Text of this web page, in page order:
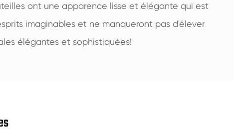
ont une apparence lisse et élégante qui est
imaginables et ne manqueront pas d'élever
élégantes et sophistiquées!